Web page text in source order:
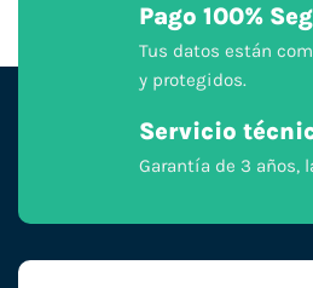
Pago 100%
Tus datos están
y protegidos.
Servicio
Garantía de 3 años,